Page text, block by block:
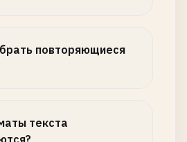
повторяющиеся
текста